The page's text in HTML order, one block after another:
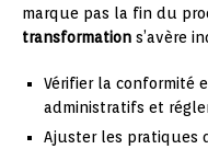
marque pas la fin du
transformation s’avère
Vérifier la conformité
administratifs et
Ajuster les pratiques